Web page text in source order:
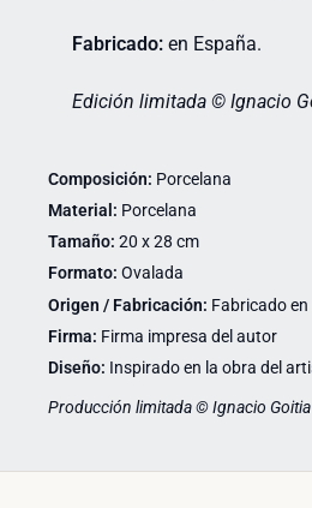
Fabricado: en España.
Edición limitada © Ignacio
Composición: Porcelana
Material: Porcelana
Tamaño: 20 x 28 cm
Formato: Ovalada
Origen / Fabricación: Fabricado
Firma: Firma impresa del autor
Diseño: Inspirado en la obra del
Producción limitada © Ignacio Goitia